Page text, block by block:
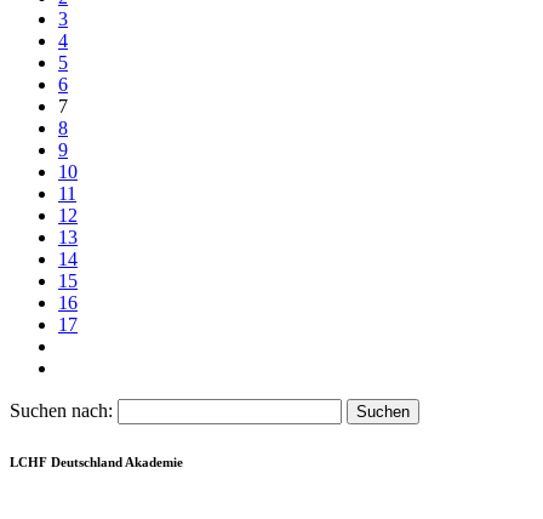
3
4
5
6
7
8
9
10
11
12
13
14
15
16
17
Suchen nach:
LCHF Deutschland Akademie